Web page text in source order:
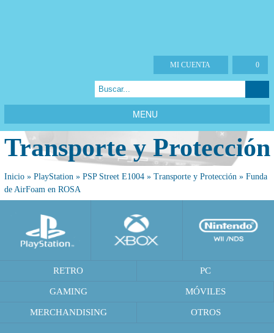
0
MI CUENTA
MENU
Transporte y Protección
Inicio » PlayStation » PSP Street E1004 » Transporte y Protección » Funda
de AirFoam en ROSA
RETRO PC
GAMING MÓVILES
MERCHANDISING OTROS